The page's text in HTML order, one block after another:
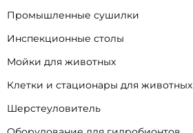
Промышленные сушилки
Инспекционные столы
Мойки для животных
Клетки и стационары для животных
Шерстеуловитель